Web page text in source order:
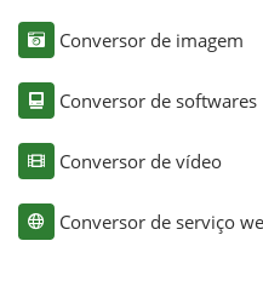
Conversor de imagem
Conversor de softwares
Conversor de vídeo
Conversor de serviço